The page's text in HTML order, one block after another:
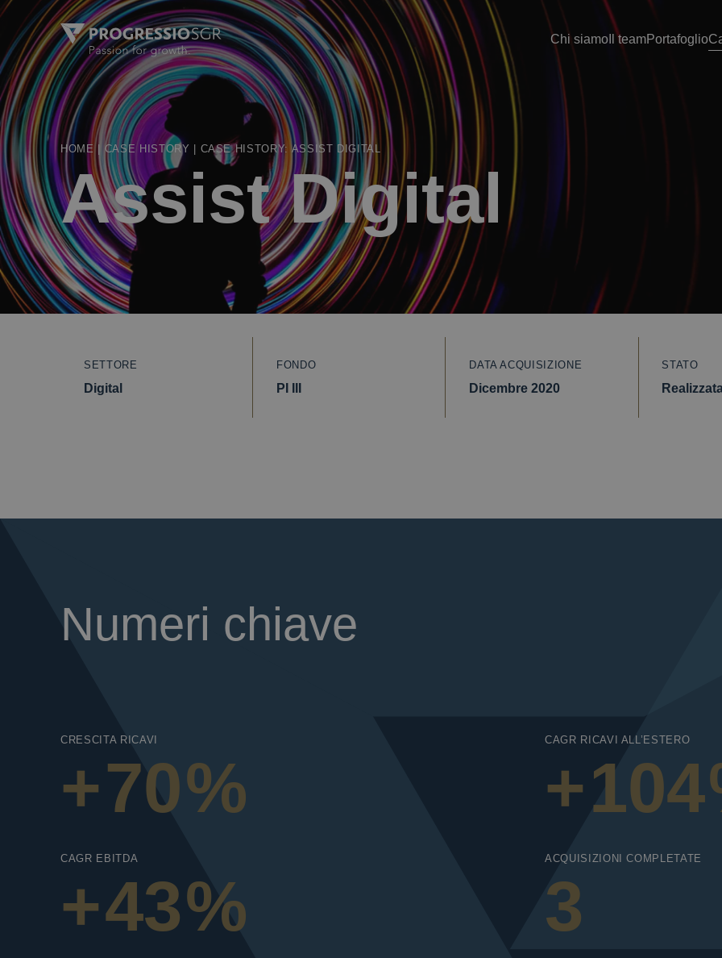
Chi siamoIl teamPortafoglio
HOME CASE HISTORY CASE HISTORY: ASSIST DIGITAL
Assist Digital
SETTORE
Digital
FONDO
PI III
DATA ACQUISIZIONE
Dicembre 2020
STATO
Numeri chiave
CRESCITA RICAVI
+70%
CAGR RICAVI ALL’ESTERO
+104
CAGR EBITDA
+43%
ACQUISIZIONI COMPLETATE
3